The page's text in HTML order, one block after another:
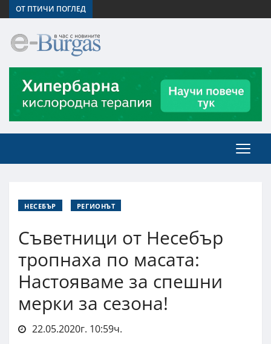
ОТ ПТИЧИ ПОГЛЕД
НЕСЕБЪР РЕГИОНЪТ
Съветници от Несебър
тропнаха по масата:
Настояваме за спешни
мерки за сезона!
22.05.2020г. 10:59ч.